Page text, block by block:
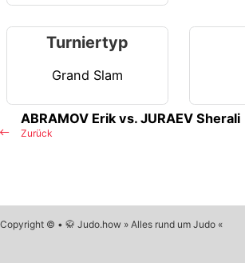
Turniertyp
Grand Slam
Zurück
ABRAMOV Erik vs. JURAEV Sherali
Copyright © • 🥋 Judo.how » Alles rund um Judo «